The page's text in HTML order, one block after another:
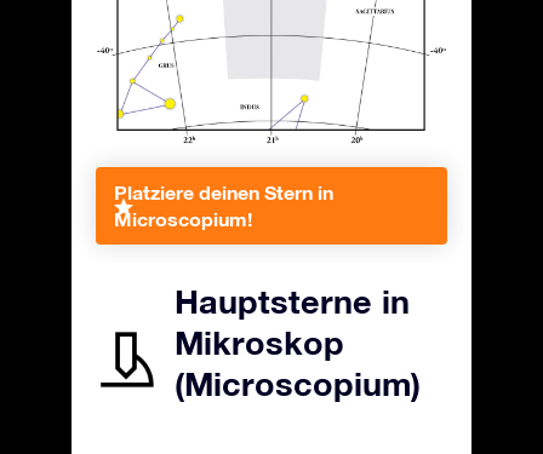
Platziere deinen Stern in
Microscopium!
Hauptsterne in
Mikroskop
(Microscopium)